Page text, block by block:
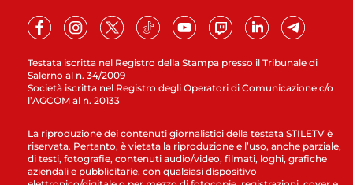
Testata iscritta nel Registro della Stampa presso il Tribunale di
Salerno al n. 34/2009
Società iscritta nel Registro degli Operatori di Comunicazione c/o
l’AGCOM al n. 20133
La riproduzione dei contenuti giornalistici della testata STILETV è
riservata. Pertanto, è vietata la riproduzione e l’uso, anche parziale,
di testi, fotografie, contenuti audio/video, filmati, loghi, grafiche
aziendali e pubblicitarie, con qualsiasi dispositivo